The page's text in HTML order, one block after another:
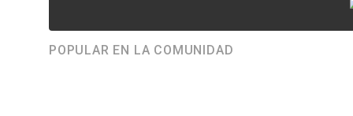
POPULAR EN LA COMUNIDAD